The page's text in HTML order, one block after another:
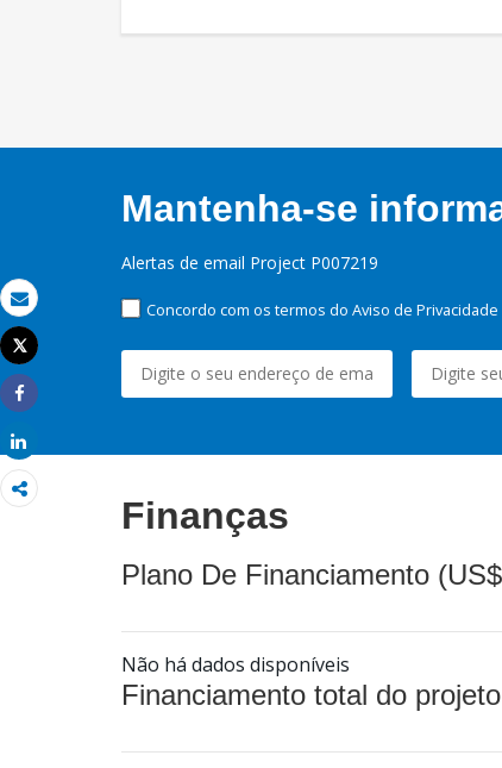
Email
Imprimir
Tweet
Share
Mantenha-se
Alertas de email Project P007219
Concordo com os termos do Aviso de
Finanças
Plano De Financiamento
Não há dados disponíveis
Financiamento total do